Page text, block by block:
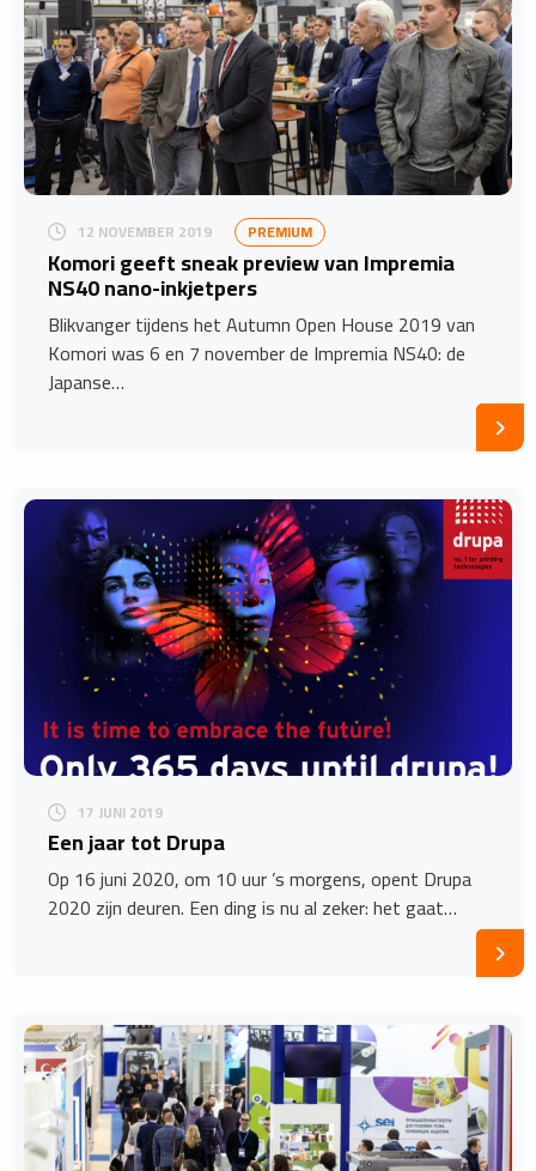
12 NOVEMBER 2019 PREMIUM
Komori geeft sneak preview van Impremia
NS40 nano-inkjetpers
Blikvanger tijdens het Autumn Open House 2019 van
Komori was 6 en 7 november de Impremia NS40: de
Japanse…
17 JUNI 2019
Een jaar tot Drupa
Op 16 juni 2020, om 10 uur ’s morgens, opent Drupa
2020 zijn deuren. Een ding is nu al zeker: het gaat…